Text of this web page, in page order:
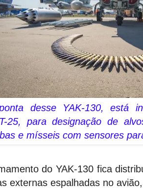
desse YAK-130, está
25, para designação de
e mísseis com sensores
do YAK-130 fica
externas espalhadas no